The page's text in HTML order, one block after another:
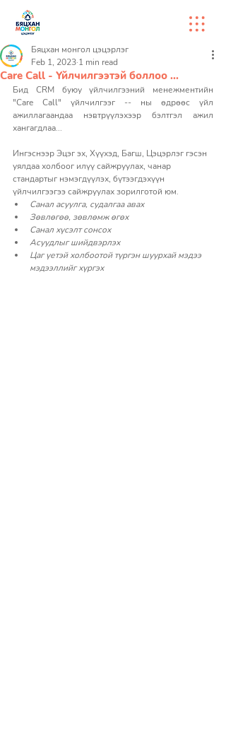
Care Call - Үйлчилгээтэй боллоо ...
Бяцхан монгол цэцэрлэг
Feb 1, 2023 1 min read
Бид CRM буюу үйлчилгээний менежментийн
"Care Call" үйлчилгээг -- ны өдрөөс үйл
ажиллагаандаа нэвтрүүлэхээр бэлтгэл ажил
хангагдлаа...
Ингэснээр Эцэг эх, Хүүхэд, Багш, Цэцэрлэг гэсэн
уялдаа холбоог илүү сайжруулах, чанар
стандартыг нэмэгдүүлэх, бүтээгдэхүүн
үйлчилгээгээ сайжруулах зорилготой юм.
Санал асуулга, судалгаа авах
Зөвлөгөө, зөвлөмж өгөх
Санал хүсэлт сонсох
Асуудлыг шийдвэрлэх
Цаг үетэй холбоотой түргэн шуурхай мэдээ
мэдээллийг хүргэх